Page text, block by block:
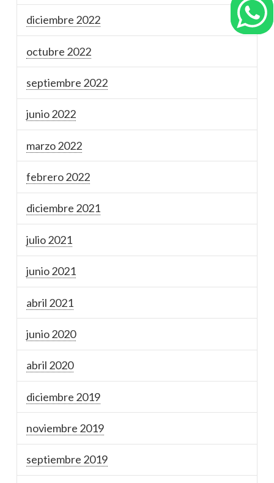
diciembre 2022
octubre 2022
septiembre 2022
junio 2022
marzo 2022
febrero 2022
diciembre 2021
julio 2021
junio 2021
abril 2021
junio 2020
abril 2020
diciembre 2019
noviembre 2019
septiembre 2019